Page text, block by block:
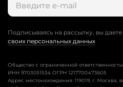
Подписываясь на рассылку, вы даете
своих персональных данных
Общество с ограниченной
ИНН 9703051534 ОГРН 1217700473605
Адрес местонахождения: 119019, г. Москва,